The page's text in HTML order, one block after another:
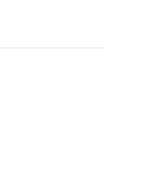
為憑）。（報
之後將以信件